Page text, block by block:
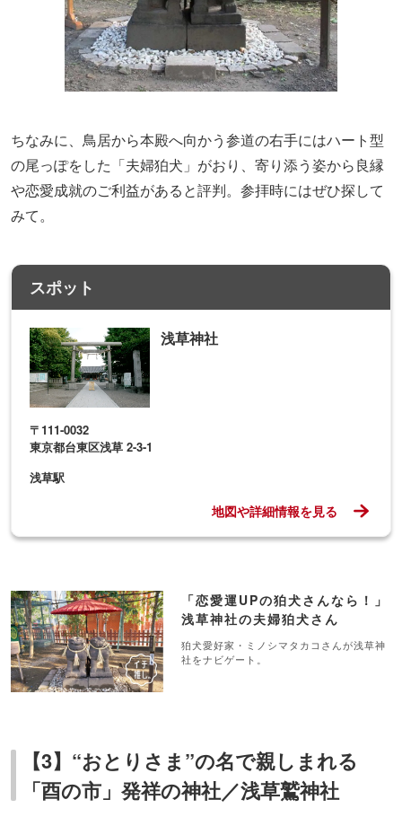
ちなみに、鳥居から本殿へ向かう参道の右手にはハート型
の尾っぽをした「夫婦狛犬」がおり、寄り添う姿から良縁
や恋愛成就のご利益があると評判。参拝時にはぜひ探して
みて。
スポット
浅草神社
〒111-0032
東京都台東区浅草 2-3-1
浅草駅
地図や詳細情報を見る
「恋愛運UPの狛犬さんなら！」
浅草神社の夫婦狛犬さん
狛犬愛好家・ミノシマタカコさんが浅草神
社をナビゲート。
【3】“おとりさま”の名で親しまれる
「酉の市」発祥の神社／浅草鷲神社